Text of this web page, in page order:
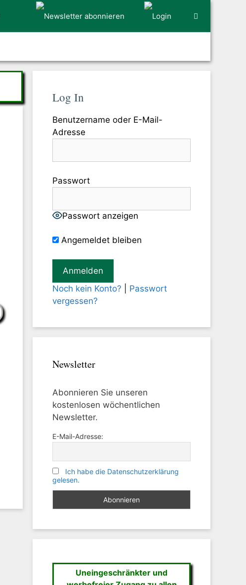
Log In
Benutzername oder E-Mail-
Adresse
Passwort
Passwort anzeigen
Angemeldet bleiben
Noch kein Konto?
Passwort
vergessen?
Newsletter
Abonnieren Sie unseren
kostenlosen wöchentlichen
Newsletter.
E-Mail-Adresse:
Ich habe die Datenschutzerklärung
gelesen.
Uneingeschränkter und